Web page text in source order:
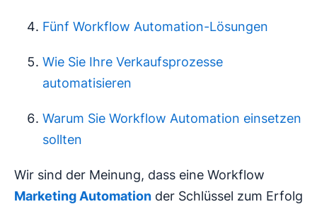
Fünf Workflow Automation-Lösungen
Wie Sie Ihre Verkaufsprozesse
automatisieren
Warum Sie Workflow Automation einsetzen
sollten
Wir sind der Meinung, dass eine Workflow
Marketing Automation der Schlüssel zum Erfolg